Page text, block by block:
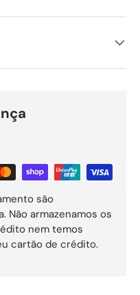
são
Não armazenamos os
nem temos
cartão de crédito.